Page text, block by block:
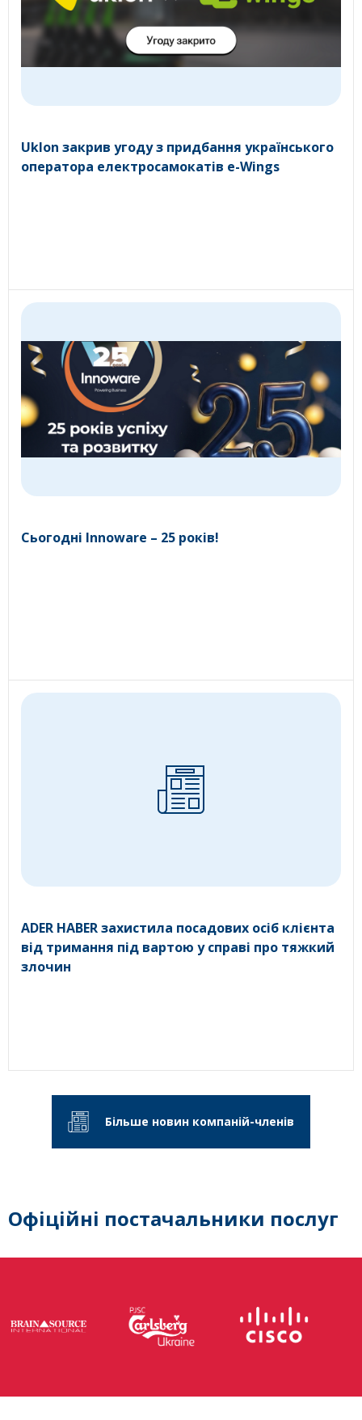
Uklon закрив угоду з придбання українського
оператора електросамокатів e-Wings
Сьогодні Innoware – 25 років!
ADER HABER захистила посадових осіб клієнта
від тримання під вартою у справі про тяжкий
злочин
Більше новин компаній-членів
Офіційні постачальники послуг